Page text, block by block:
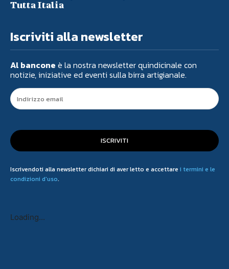
Tutta Italia
Iscriviti alla newsletter
Al bancone è la nostra newsletter quindicinale con
notizie, iniziative ed eventi sulla birra artigianale.
ISCRIVITI
Iscrivendoti alla newsletter dichiari di aver letto e accettare i termini e le
condizioni d'uso.
Loading...